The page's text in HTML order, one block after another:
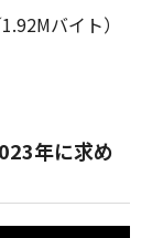
バイト）
年に求め